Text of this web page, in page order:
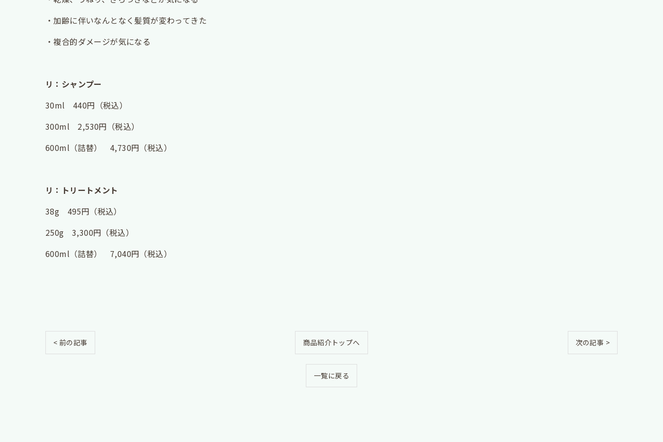
・加齢に伴いなんとなく髪質が変わってきた
・複合的ダメージが気になる
リ：シャンプー
30ml 440円（税込）
300ml 2,530円（税込）
600ml（詰替） 4,730円（税込）
リ：トリートメント
38g 495円（税込）
250g 3,300円（税込）
600ml（詰替） 7,040円（税込）
< 前の記事 商品紹介トップへ 次の記事 >
一覧に戻る